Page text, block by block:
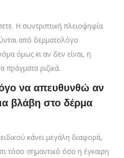
Η συντριπτική πλειοψηφία
από δερματολόγο
όμως κι αν δεν είναι, η
πράγματα ριζικά.
να απευθυνθώ αν
βλάβη στο δέρμα
κάνει μεγάλη διαφορά,
τόσο σημαντικό όσο η έγκαιρη